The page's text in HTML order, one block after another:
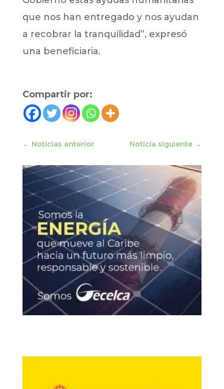
que nos han entregado y nos ayudan
a recobrar la tranquilidad”, expresó
una beneficiaria.
Compartir por:
← Noticias anterior Noticia siguiente →